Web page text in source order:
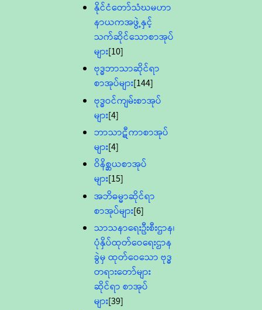
နိုင်ငံတော်သံဃမဟာ
နာယကအဖွဲ့နှင့်
သက်ဆိုင်သောစာအုပ်
များ[10]
ဗုဒ္ဓဘာသာဆိုင်ရာ
စာအုပ်များ[144]
ဗုဒ္ဓဝင်ကျမ်းစာအုပ်
များ[4]
ဘာသာဋီကာစာအုပ်
များ[4]
ဝိနိစ္ဆယစာအုပ်
များ[15]
အဘိဓမ္မာဆိုင်ရာ
စာအုပ်များ[6]
သာသနာရေးဦးစီးဌာန၊
ပုံနှိပ်ထုတ်ဝေရေးဌာန
ခွဲမှ ထုတ်ဝေသော ဗုဒ္ဓ
တရားတော်များ
ဆိုင်ရာ စာအုပ်
များ[39]